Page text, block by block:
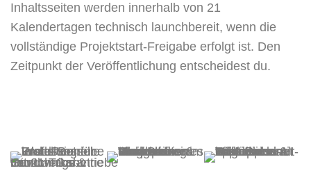
Inhaltsseiten werden innerhalb von 21
Kalendertagen technisch launchbereit, wenn die
vollständige Projektstart-Freigabe erfolgt ist. Den
Zeitpunkt der Veröffentlichung entscheidest du.